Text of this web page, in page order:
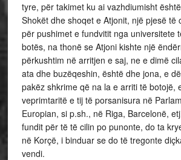
tyre, për takimet ku ai vazhdiumisht
Shokët dhe shoqet e Atjonit, një pjesë të
për pushimet e fundvitit nga universitete
botës, na thonë se Atjoni kishte një
përkushtim në arritjen e saj, ne e dimë
ata dhe buzëqeshin, është dhe jona, e
pakëz shkrime që na la e arriti të botojë,
veprimtaritë e tij të porsanisura në
Europian, si p.sh., në Riga, Barcelonë,
fundit për të të cilin po punonte, do ta
në Korçë, i binduar se do të tregonte
vendi.